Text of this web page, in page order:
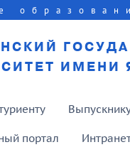
ИМЕНИ
портал